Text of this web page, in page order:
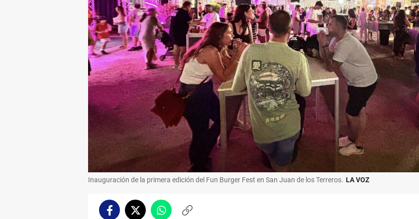
Inauguración de la primera edición del Fun Burger Fest en San Juan de los Terreros. LA VOZ
FacebookTwitterWhatsappCopiar